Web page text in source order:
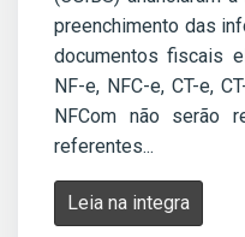
preenchimento das
documentos fiscais
NF-e, NFC-e, CT-e,
NFCom não serão
referentes...
Leia na integra